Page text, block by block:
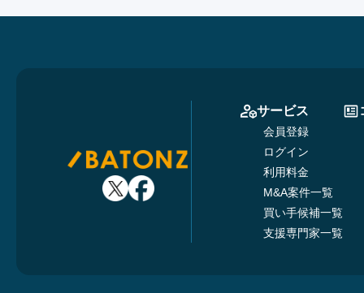
サービス
会員登録
ログイン
利用料金
M&A案件一覧
買い手候補一覧
支援専門家一覧